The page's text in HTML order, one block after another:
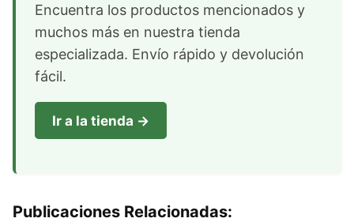
Encuentra los productos mencionados y
muchos más en nuestra tienda
especializada. Envío rápido y devolución
fácil.
Ir a la tienda →
Publicaciones Relacionadas: